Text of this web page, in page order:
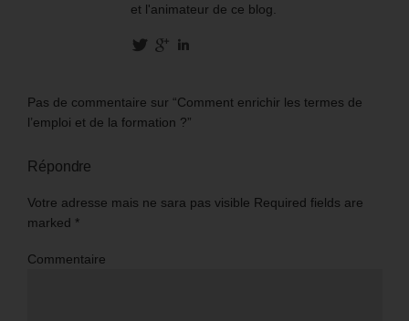
et l'animateur de ce blog.
Pas de commentaire sur “Comment enrichir les termes de
l’emploi et de la formation ?”
Répondre
Votre adresse mais ne sara pas visible Required fields are
marked *
Commentaire